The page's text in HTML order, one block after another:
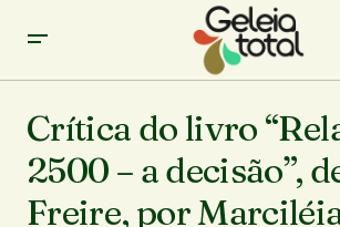
Freire, por Marciléia Ribeiro
Crítica do livro
2500 – a decisão”,
Freire, por